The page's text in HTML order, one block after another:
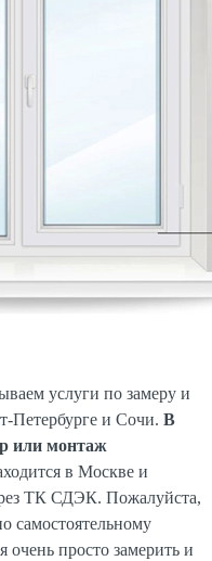
услуги по замеру и
Петербурге и Сочи. В
или монтаж
в Москве и
ТК СДЭК. Пожалуйста,
самостоятельному
просто замерить и